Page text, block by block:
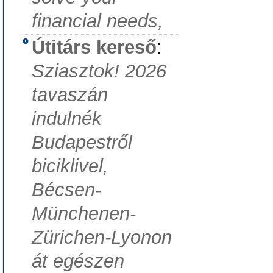
financial needs,
Útitárs kereső:
Sziasztok! 2026
tavaszán
indulnék
Budapestről
biciklivel,
Bécsen-
Münchenen-
Zürichen-Lyonon
át egészen